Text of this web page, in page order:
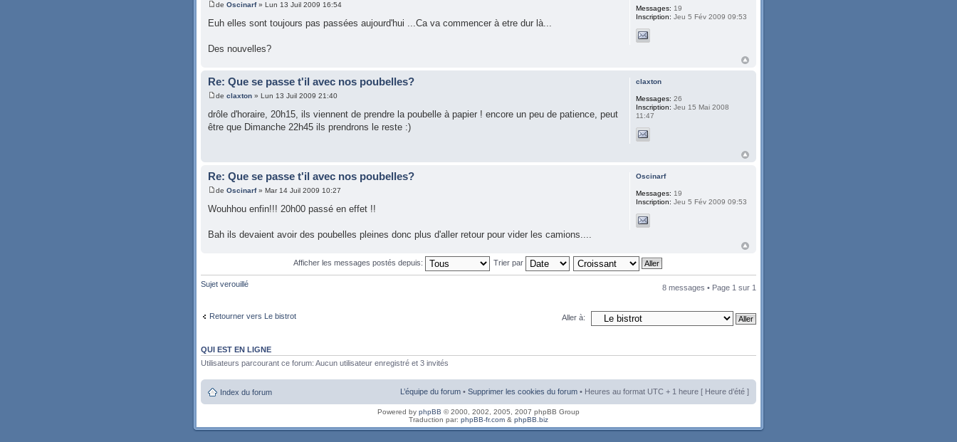
de Oscinarf» Lun 13 Juil 2009 16:54
Euh elles sont toujours pas passées aujourd'hui ...Ca va commencer à etre dur là...
Des nouvelles?
Messages: 19
Inscription: Jeu 5 Fév 2009 09:53
Re: Que se passe t'il avec nos poubelles?
de claxton » Lun 13 Juil 2009 21:40
drôle d'horaire, 20h15, ils viennent de prendre la poubelle à papier ! encore un peu de patience, peut
être que Dimanche 22h45 ils prendrons le reste :)
claxton
Messages: 26
Inscription: Jeu 15 Mai 2008
11:47
Re: Que se passe t'il avec nos poubelles?
de Oscinarf» Mar 14 Juil 2009 10:27
Wouhhou enfin!!! 20h00 passé en effet !!
Bah ils devaient avoir des poubelles pleines donc plus d'aller retour pour vider les camions....
Oscinarf
Messages: 19
Inscription: Jeu 5 Fév 2009 09:53
Afficher les messages postés depuis: Trier par
Sujet verouillé 8 messages • Page 1 sur 1
Retourner vers Le bistrot Aller à:
QUI EST EN LIGNE
Utilisateurs parcourant ce forum: Aucun utilisateur enregistré et 3 invités
Index du forum L’équipe du forum • Supprimer les cookies du forum • Heures au format UTC + 1 heure [ Heure d’été ]
Powered by phpBB © 2000, 2002, 2005, 2007 phpBB Group
Traduction par: phpBB-fr.com & phpBB.biz